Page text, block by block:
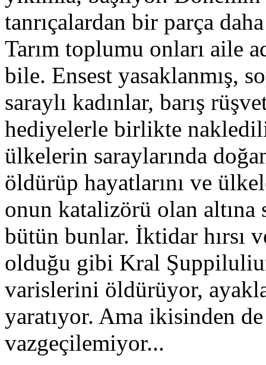
tanrıçalardan bir parça
Tarım toplumu onları aile
bile. Ensest yasaklanmış,
saraylı kadınlar, barış
hediyelerle birlikte
ülkelerin saraylarında
öldürüp hayatlarını ve
onun katalizörü olan altına
bütün bunlar. İktidar hırsı
olduğu gibi Kral
varislerini öldürüyor,
yaratıyor. Ama ikisinden
vazgeçilemiyor...